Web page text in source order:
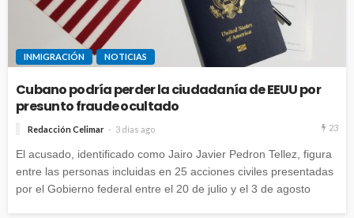
INMIGRACIÓN NOTICIAS
Cubano podría perder la ciudadanía de EEUU por
presunto fraude ocultado
Redacción Celimar 3 días ago 23
El acusado, identificado como Jairo Javier Pedron Tellez, figura
entre las personas incluidas en 25 acciones civiles presentadas
por el Gobierno federal entre el 20 de julio y el 3 de agosto